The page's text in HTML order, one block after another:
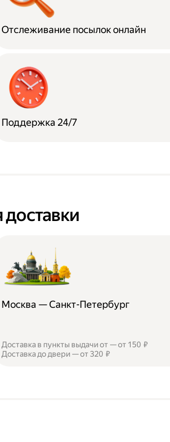
Отслеживание посылок онлайн
Поддержка 24/7
Москва — Санкт-Петербург
Доставка в пункты выдачи от — от 150 ₽
Доставка до двери — от 320 ₽